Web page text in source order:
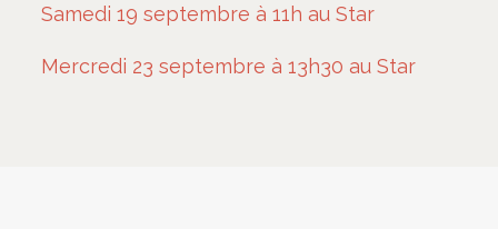
Samedi 19 septembre à 11h au Star
Mercredi 23 septembre à 13h30 au Star